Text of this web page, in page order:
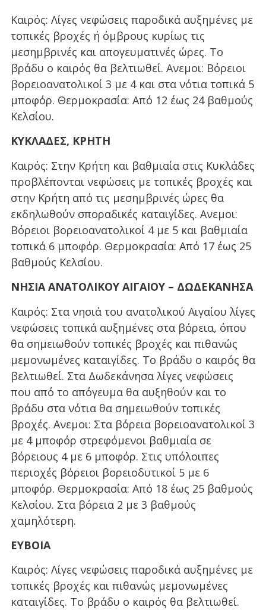
Καιρός: Λίγες νεφώσεις παροδικά αυξημένες με
τοπικές βροχές ή όμβρους κυρίως τις
μεσημβρινές και απογευματινές ώρες. Το
βράδυ ο καιρός θα βελτιωθεί. Ανεμοι: Βόρειοι
βορειοανατολικοί 3 με 4 και στα νότια τοπικά 5
μποφόρ. Θερμοκρασία: Από 12 έως 24 βαθμούς
Κελσίου.
ΚΥΚΛΑΔΕΣ, ΚΡΗΤΗ
Καιρός: Στην Κρήτη και βαθμιαία στις Κυκλάδες
προβλέπονται νεφώσεις με τοπικές βροχές και
στην Κρήτη από τις μεσημβρινές ώρες θα
εκδηλωθούν σποραδικές καταιγίδες. Ανεμοι:
Βόρειοι βορειοανατολικοί 4 με 5 και βαθμιαία
τοπικά 6 μποφόρ. Θερμοκρασία: Από 17 έως 25
βαθμούς Κελσίου.
ΝΗΣΙΑ ΑΝΑΤΟΛΙΚΟΥ ΑΙΓΑΙΟΥ – ΔΩΔΕΚΑΝΗΣΑ
Καιρός: Στα νησιά του ανατολικού Αιγαίου λίγες
νεφώσεις τοπικά αυξημένες στα βόρεια, όπου
θα σημειωθούν τοπικές βροχές και πιθανώς
μεμονωμένες καταιγίδες. Το βράδυ ο καιρός θα
βελτιωθεί. Στα Δωδεκάνησα λίγες νεφώσεις
που από το απόγευμα θα αυξηθούν και το
βράδυ στα νότια θα σημειωθούν τοπικές
βροχές. Ανεμοι: Στα βόρεια βορειοανατολικοί 3
με 4 μποφόρ στρεφόμενοι βαθμιαία σε
βόρειους 4 με 6 μποφόρ. Στις υπόλοιπες
περιοχές βόρειοι βορειοδυτικοί 5 με 6
μποφόρ. Θερμοκρασία: Από 18 έως 25 βαθμούς
Κελσίου. Στα βόρεια 2 με 3 βαθμούς
χαμηλότερη.
ΕΥΒΟΙΑ
Καιρός: Λίγες νεφώσεις παροδικά αυξημένες με
τοπικές βροχές και πιθανώς μεμονωμένες
καταιγίδες. Το βράδυ ο καιρός θα βελτιωθεί.